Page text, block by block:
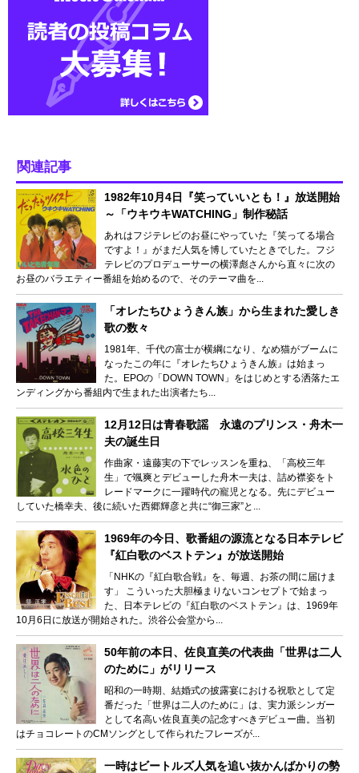
関連記事
1982年10月4日『笑っていいとも！』放送開始
～「ウキウキWATCHING」制作秘話
あれはフジテレビのお昼にやっていた『笑ってる場合
ですよ！』がまだ人気を博していたときでした。フジ
テレビのプロデューサーの横澤彪さんから直々に次の
お昼のバラエティー番組を始めるので、そのテーマ曲を...
「オレたちひょうきん族」から生まれた愛しき
歌の数々
1981年、千代の富士が横綱になり、なめ猫がブームに
なったこの年に『オレたちひょうきん族』は始まっ
た。EPOの「DOWN TOWN」をはじめとする洒落たエ
ンディングから番組内で生まれた出演者たち...
12月12日は青春歌謡 永遠のプリンス・舟木一
夫の誕生日
作曲家・遠藤実の下でレッスンを重ね、「高校三年
生」で颯爽とデビューした舟木一夫は、詰め襟姿をト
レードマークに一躍時代の寵児となる。先にデビュー
していた橋幸夫、後に続いた西郷輝彦と共に“御三家”と...
1969年の今日、歌番組の源流となる日本テレビ
『紅白歌のベストテン』が放送開始
「NHKの『紅白歌合戦』を、毎週、お茶の間に届けま
す」 こういった大胆極まりないコンセプトで始まっ
た、日本テレビの『紅白歌のベストテン』は、1969年
10月6日に放送が開始された。渋谷公会堂から...
50年前の本日、佐良直美の代表曲「世界は二人
のために」がリリース
昭和の一時期、結婚式の披露宴における祝歌として定
番だった「世界は二人のために」は、実力派シンガー
として名高い佐良直美の記念すべきデビュー曲。当初
はチョコレートのCMソングとして作られたフレーズが...
一時はビートルズ人気を追い抜かんばかりの勢